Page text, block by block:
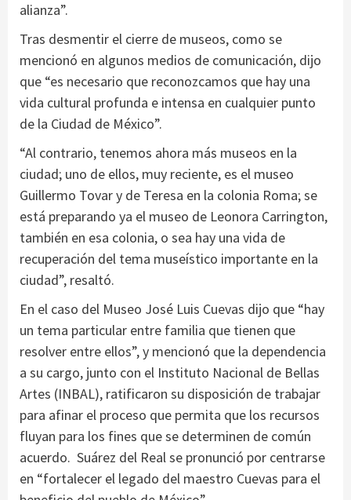
alianza”.
Tras desmentir el cierre de museos, como se
mencionó en algunos medios de comunicación, dijo
que “es necesario que reconozcamos que hay una
vida cultural profunda e intensa en cualquier punto
de la Ciudad de México”.
“Al contrario, tenemos ahora más museos en la
ciudad; uno de ellos, muy reciente, es el museo
Guillermo Tovar y de Teresa en la colonia Roma; se
está preparando ya el museo de Leonora Carrington,
también en esa colonia, o sea hay una vida de
recuperación del tema museístico importante en la
ciudad”, resaltó.
En el caso del Museo José Luis Cuevas dijo que “hay
un tema particular entre familia que tienen que
resolver entre ellos”, y mencionó que la dependencia
a su cargo, junto con el Instituto Nacional de Bellas
Artes (INBAL), ratificaron su disposición de trabajar
para afinar el proceso que permita que los recursos
fluyan para los fines que se determinen de común
acuerdo. Suárez del Real se pronunció por centrarse
en “fortalecer el legado del maestro Cuevas para el